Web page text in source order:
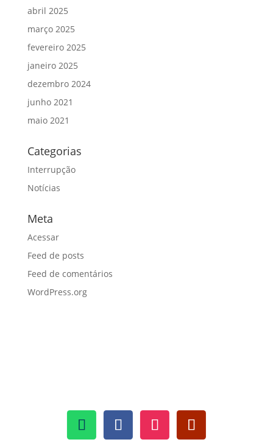
abril 2025
março 2025
fevereiro 2025
janeiro 2025
dezembro 2024
junho 2021
maio 2021
Categorias
Interrupção
Notícias
Meta
Acessar
Feed de posts
Feed de comentários
WordPress.org